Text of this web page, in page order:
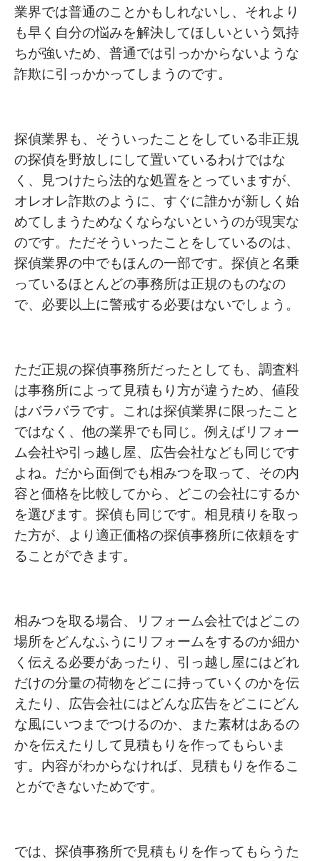
業界では普通のことかもしれないし、それより
も早く自分の悩みを解決してほしいという気持
ちが強いため、普通では引っかからないような
詐欺に引っかかってしまうのです。
探偵業界も、そういったことをしている非正規
の探偵を野放しにして置いているわけではな
く、見つけたら法的な処置をとっていますが、
オレオレ詐欺のように、すぐに誰かが新しく始
めてしまうためなくならないというのが現実な
のです。ただそういったことをしているのは、
探偵業界の中でもほんの一部です。探偵と名乗
っているほとんどの事務所は正規のものなの
で、必要以上に警戒する必要はないでしょう。
ただ正規の探偵事務所だったとしても、調査料
は事務所によって見積もり方が違うため、値段
はバラバラです。これは探偵業界に限ったこと
ではなく、他の業界でも同じ。例えばリフォー
ム会社や引っ越し屋、広告会社なども同じです
よね。だから面倒でも相みつを取って、その内
容と価格を比較してから、どこの会社にするか
を選びます。探偵も同じです。相見積りを取っ
た方が、より適正価格の探偵事務所に依頼をす
ることができます。
相みつを取る場合、リフォーム会社ではどこの
場所をどんなふうにリフォームをするのか細か
く伝える必要があったり、引っ越し屋にはどれ
だけの分量の荷物をどこに持っていくのかを伝
えたり、広告会社にはどんな広告をどこにどん
な風にいつまでつけるのか、また素材はあるの
かを伝えたりして見積もりを作ってもらいま
す。内容がわからなければ、見積もりを作るこ
とができないためです。
では、探偵事務所で見積もりを作ってもらうた